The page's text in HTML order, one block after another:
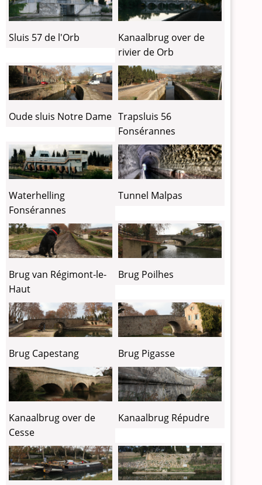
Sluis 57 de l'Orb
Kanaalbrug over de
rivier de Orb
Oude sluis Notre Dame Trapsluis 56
Fonsérannes
Waterhelling
Fonsérannes
Tunnel Malpas
Brug van Régimont-le-
Haut
Brug Poilhes
Brug Capestang Brug Pigasse
Kanaalbrug over de
Cesse
Kanaalbrug Répudre